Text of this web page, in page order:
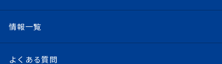
情報一覧
よくある質問